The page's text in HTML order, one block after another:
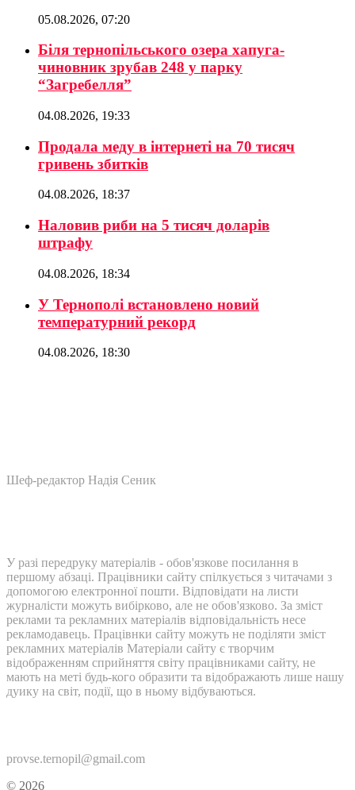
05.08.2026, 07:20
Біля тернопільського озера хапуга-
чиновник зрубав 248 у парку
“Загребелля”
04.08.2026, 19:33
Продала меду в інтернеті на 70 тисяч
гривень збитків
04.08.2026, 18:37
Наловив риби на 5 тисяч доларів
штрафу
04.08.2026, 18:34
У Тернополі встановлено новий
температурний рекорд
04.08.2026, 18:30
Шеф-редактор Надія Сеник
У разі передруку матеріалів - обов'язкове посилання в
першому абзаці. Працівники сайту спілкується з читачами з
допомогою електронної пошти. Відповідати на листи
журналісти можуть вибірково, але не обов'язково. За зміст
реклами та рекламних матеріалів відповідальність несе
рекламодавець. Працівнки сайту можуть не поділяти зміст
рекламних матеріалів Матеріали сайту є творчим
відображенням сприйняття світу працівниками сайту, не
мають на меті будь-кого образити та відображають лише нашу
дуику на світ, події, що в ньому відбуваються.
provse.ternopil@gmail.com
© 2026